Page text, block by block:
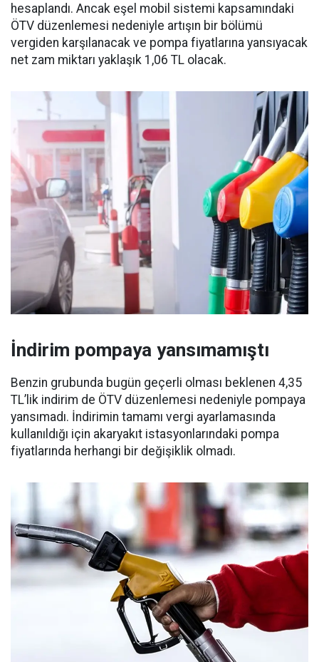
hesaplandı. Ancak eşel mobil sistemi kapsamındaki
ÖTV düzenlemesi nedeniyle artışın bir bölümü
vergiden karşılanacak ve pompa fiyatlarına yansıyacak
net zam miktarı yaklaşık 1,06 TL olacak.
İndirim pompaya yansımamıştı
Benzin grubunda bugün geçerli olması beklenen 4,35
TL’lik indirim de ÖTV düzenlemesi nedeniyle pompaya
yansımadı. İndirimin tamamı vergi ayarlamasında
kullanıldığı için akaryakıt istasyonlarındaki pompa
fiyatlarında herhangi bir değişiklik olmadı.